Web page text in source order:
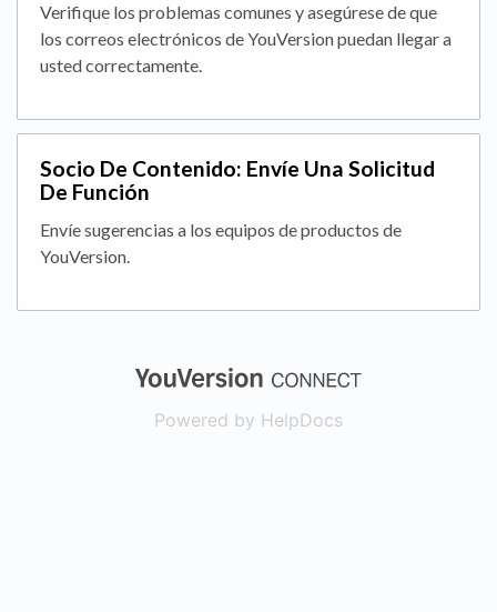
Verifique los problemas comunes y asegúrese de que
los correos electrónicos de YouVersion puedan llegar a
usted correctamente.
Socio De Contenido: Envíe Una Solicitud
De Función
Envíe sugerencias a los equipos de productos de
YouVersion.
(opens in a
Powered by HelpDocs